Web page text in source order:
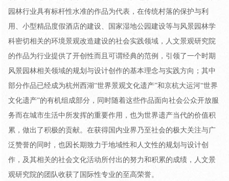
园林行业具有标杆性水准的作品为代表，在传统村落的保护与利
用、小型精品度假酒店的建设、国家湿地公园建设等与风景园林学
科密切相关的环境景观改造建设的社会实践领域，人文景观研究院
的作品为行业提供了开创性而且可谓经典的范例，引领了一个时期
风景园林相关领域的规划与设计创作的基本理念与实践方向；其中
部分作品已经成为杭州西湖“世界景观文化遗产”和京杭大运河“世界
文化遗产”的有机组成部分，同时随着这些作品面向社会公众开放服
务而在城市生活中所发挥的重要作用，也为世界遗产当代的价值积
累，做出了积极的贡献。在获得国内业界乃至社会的极大关注与广
泛赞誉的同时，也因长期致力于地域性和人文性的规划与设计创
作，及其相关的社会文化活动所付出的努力和积累的成绩，人文景
观研究院的团队收获了国际性专业的至高荣誉。